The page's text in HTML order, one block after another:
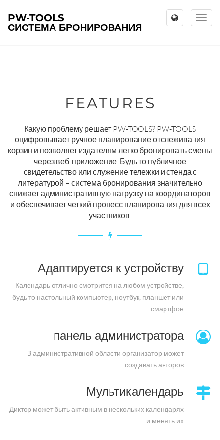
Toggle
PW-TOOLS
СИСТЕМА БРОНИРОВАНИЯ
FEATURES
Какую проблему решает PW-TOOLS? PW-TOOLS
оцифровывает ручное планирование отслеживания
корзин и позволяет издателям легко бронировать смены
через веб-приложение. Будь то публичное
свидетельство или служение тележки и стенда с
литературой – система бронирования значительно
снижает административную нагрузку на координаторов
и обеспечивает четкий процесс планирования для всех
участников.
Адаптируется к устройству
Календарь отлично смотрится на любом устройстве,
будь то настольный компьютер, ноутбук, планшет или
смартфон
панель администратора
В административной области организатор может
создавать авторов
Мультикалендарь
Диктор может быть активным в нескольких календарях
и менять их